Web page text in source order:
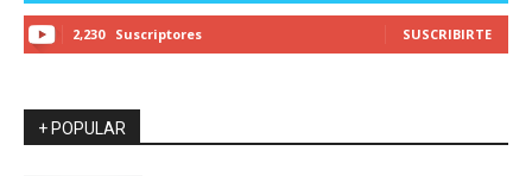
2,230 Suscriptores SUSCRIBIRTE
+ POPULAR